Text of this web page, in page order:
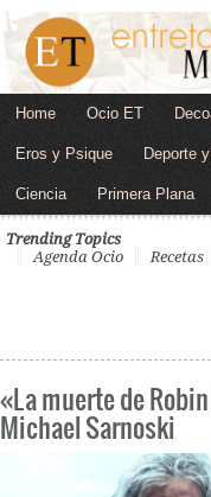
Home Ocio ET
Eros y Psique Deporte
Ciencia Primera Plana
Trending Topics
Agenda Ocio
Recetas
«La muerte de
Michael Sarnoski